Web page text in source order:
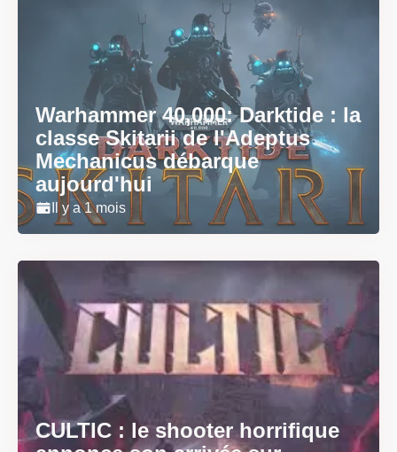
Warhammer 40,000: Darktide : la
classe Skitarii de l'Adeptus
Mechanicus débarque
aujourd'hui
Il y a 1 mois
CULTIC : le shooter horrifique